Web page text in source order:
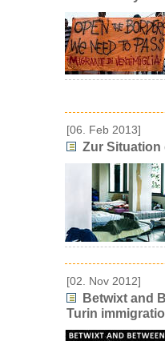
[06. Feb 2013]
Zur Situation
[02. Nov 2012]
Betwixt and
Turin